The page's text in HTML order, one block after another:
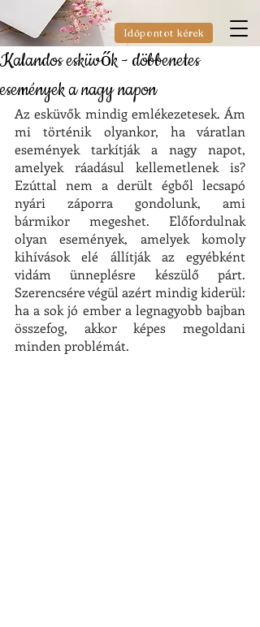
Időpontot kérek
Kalandos esküvők - döbbenetes
események a nagy napon
Az esküvők mindig emlékezetesek. Ám
mi történik olyankor, ha váratlan
események tarkítják a nagy napot,
amelyek ráadásul kellemetlenek is?
Ezúttal nem a derült égből lecsapó
nyári záporra gondolunk, ami
bármikor megeshet. Előfordulnak
olyan események, amelyek komoly
kihívások elé állítják az egyébként
vidám ünneplésre készülő párt.
Szerencsére végül azért mindig kiderül:
ha a sok jó ember a legnagyobb bajban
összefog, akkor képes megoldani
minden problémát.